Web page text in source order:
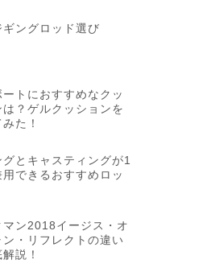
ギングロッド選び
ートにおすすめなクッ
は？ゲルクッションを
た！
グとキャスティングが1
用できるおすすめロッ
マン2018イージス・オ
ン・リフレクトの違い
説！